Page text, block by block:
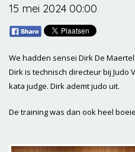
15 mei 2024 00:00
We hadden sensei Dirk De
Dirk is technisch directeur bij Judo
kata judge. Dirk ademt judo uit.
De training was dan ook heel